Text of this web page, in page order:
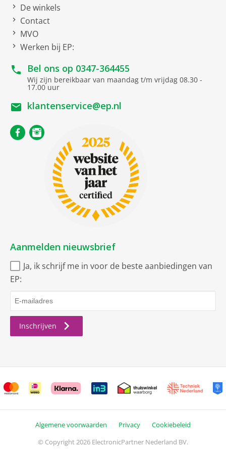
Kruimelzuiger
Kierenmondstuk
Werking
Gebruiksduur
tot 40 minuten
Volt
ca. 5 uur
De winkels
Contact
MVO
Werken bij EP:
Bel ons op 0347-364455
Wij zijn bereikbaar van maandag t/m vrijdag 08.30 -
17.00 uur
klantenservice@ep.nl
Aanmelden nieuwsbrief
Ja, ik schrijf me in voor de beste aanbiedingen van
EP:
Inschrijven
Algemene voorwaarden Privacy
Cookiebeleid
© Copyright 2026 ElectronicPartner Nederland BV.